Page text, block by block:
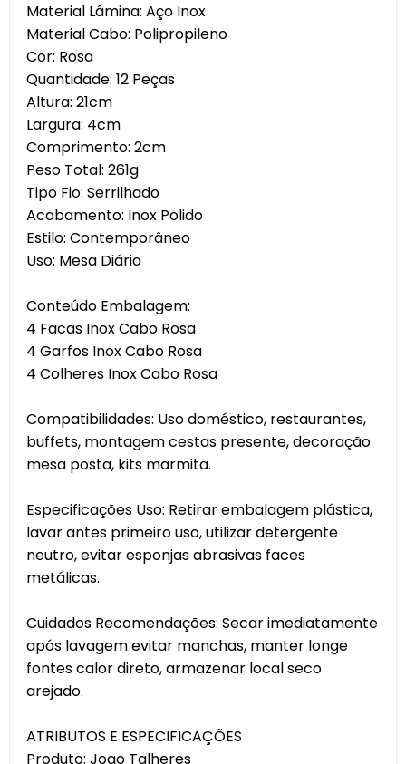
Material Lâmina: Aço Inox
Material Cabo: Polipropileno
Cor: Rosa
Quantidade: 12 Peças
Altura: 21cm
Largura: 4cm
Comprimento: 2cm
Peso Total: 261g
Tipo Fio: Serrilhado
Acabamento: Inox Polido
Estilo: Contemporâneo
Uso: Mesa Diária
Conteúdo Embalagem:
4 Facas Inox Cabo Rosa
4 Garfos Inox Cabo Rosa
4 Colheres Inox Cabo Rosa
Compatibilidades: Uso doméstico, restaurantes,
buffets, montagem cestas presente, decoração
mesa posta, kits marmita.
Especificações Uso: Retirar embalagem plástica,
lavar antes primeiro uso, utilizar detergente
neutro, evitar esponjas abrasivas faces
metálicas.
Cuidados Recomendações: Secar imediatamente
após lavagem evitar manchas, manter longe
fontes calor direto, armazenar local seco
arejado.
ATRIBUTOS E ESPECIFICAÇÕES
Produto: Jogo Talheres